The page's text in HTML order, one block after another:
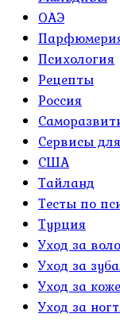
ОАЭ
Психология
Рецепты
Россия
Сервисы
США
Тайланд
Тесты по
Турция
Уход за
Уход за
Уход за
Уход за